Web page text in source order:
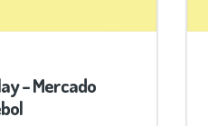
– Mercado